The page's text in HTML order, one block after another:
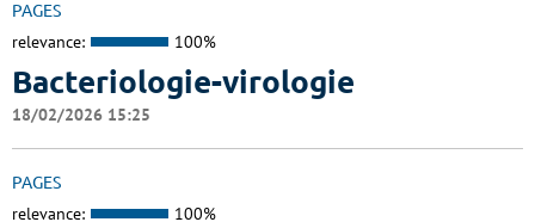
PAGES
relevance: 100%
Bacteriologie-virologie
18/02/2026 15:25
PAGES
relevance: 100%